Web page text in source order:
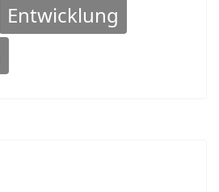
Entwicklung